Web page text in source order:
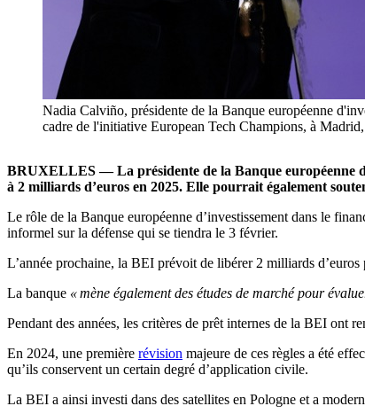
Nadia Calviño, présidente de la Banque européenne
cadre de l'initiative European Tech Champions, à
BRUXELLES — La présidente de la Banque européenne
à 2 milliards d’euros en 2025. Elle pourrait également
Le rôle de la Banque européenne d’investissement dans le
informel sur la défense qui se tiendra le 3 février.
L’année prochaine, la BEI prévoit de libérer 2 milliards
La banque « mène également des études de marché pour
Pendant des années, les critères de prêt internes de la BEI ont
En 2024, une première révision majeure de ces règles a été
qu’ils conservent un certain degré d’application civile.
La BEI a ainsi investi dans des satellites en Pologne et a